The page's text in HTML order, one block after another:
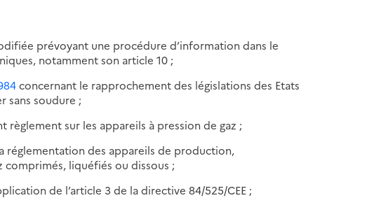
prévoyant une procédure d’information dans le
notamment son article 10 ;
concernant le rapprochement des législations des Etats
sans soudure ;
règlement sur les appareils à pression de gaz ;
réglementation des appareils de production,
comprimés, liquéfiés ou dissous ;
de l’article 3 de la directive 84/525/CEE ;